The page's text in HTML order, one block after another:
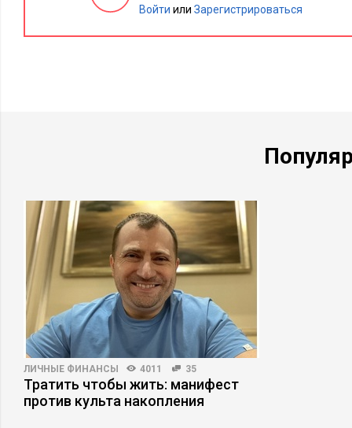
Войти или Зарегистрироваться
ЛИЧНЫЕ ФИНАНСЫ 4011 35
Тратить чтобы жить: манифест
против культа накопления